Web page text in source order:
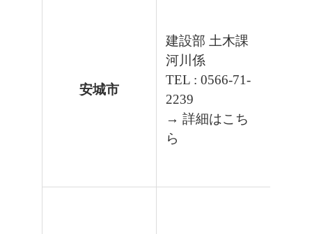
安城市
建設部 土木課
河川係
TEL : 0566-71-
2239
→ 詳細はこち
ら